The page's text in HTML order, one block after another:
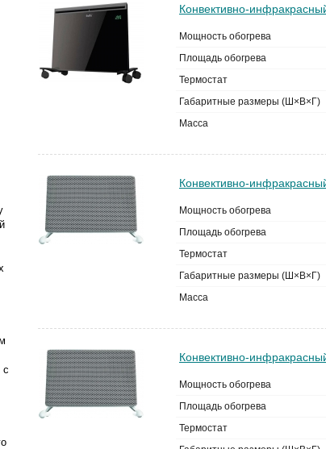
Конвективно-
Мощность обогрева
Площадь обогрева
Термостат
Габаритные размеры (Ш×В×Г)
Масса
Конвективно-
Мощность обогрева
Площадь обогрева
Термостат
Габаритные размеры (Ш×В×Г)
Масса
Конвективно-
Мощность обогрева
Площадь обогрева
Термостат